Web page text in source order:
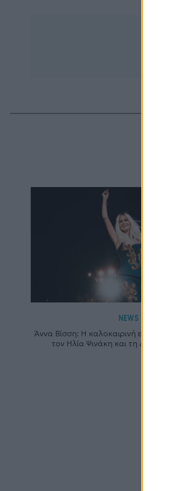
NEWS
Άννα Βίσση: Η καλοκαιρινή εξόρμηση
τον Ηλία Ψινάκη και τη Δήμητρα